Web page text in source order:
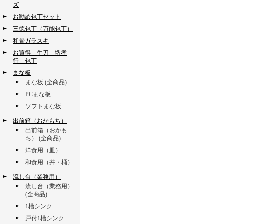
ズ
お勧め包丁セット
三徳包丁（万能包丁）
和骨ガラスキ
お買得 牛刀 堺孝
行 包丁
まな板
まな板 (全商品)
PCまな板
ソフトまな板
出前箱（おかもち）
出前箱（おかも
ち） (全商品)
洋食用（皿）
和食用（丼・桶）
流し台（業務用）
流し台（業務用）
(全商品)
1槽シンク
戸付1槽シンク